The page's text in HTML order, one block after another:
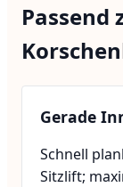
Passend
Gerade
Schnell
Sitzlift;